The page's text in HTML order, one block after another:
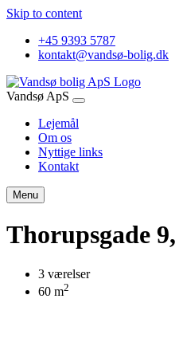
Skip to content
+45 9393 5787
kontakt@vandsø-bolig.dk
Vandsø ApS
Lejemål
Om os
Nyttige links
Kontakt
Menu
Thorupsgade
3 værelser
60 m2